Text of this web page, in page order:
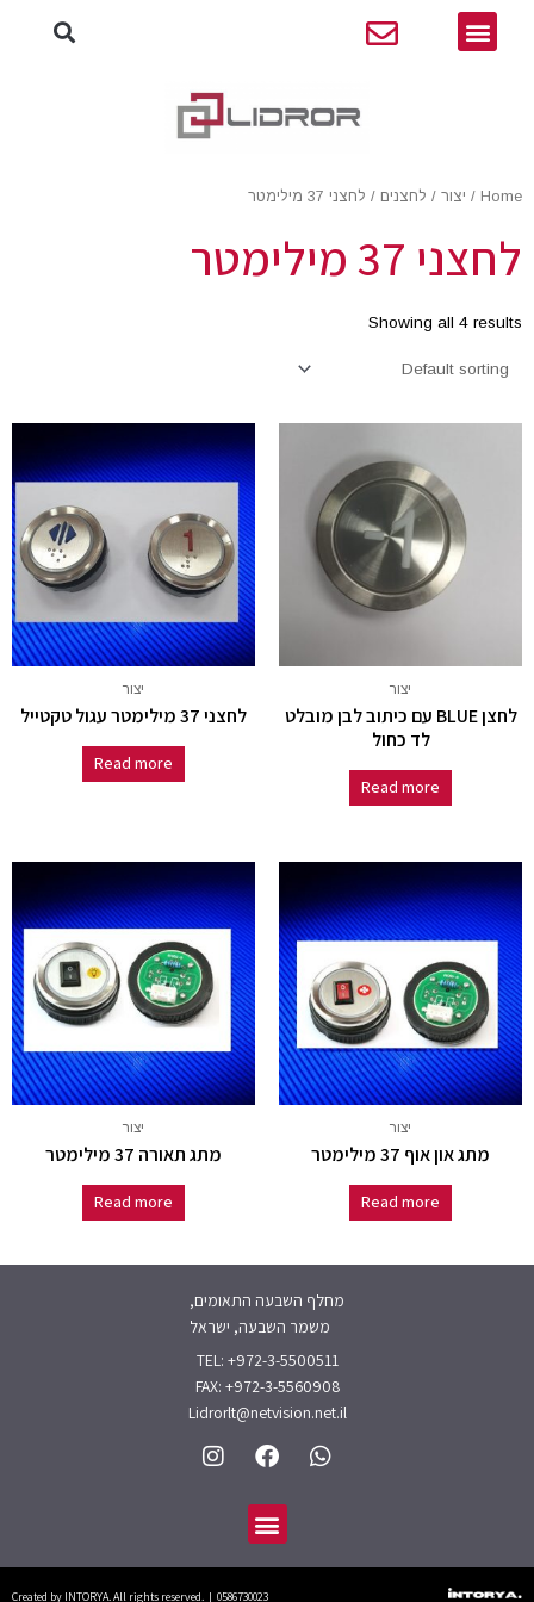
תפריט
Home
/ יצור / לחצנים / לחצני 37 מילימטר
לחצני 37 מילימטר
Showing all 4 results
יצור
לחצן BLUE עם כיתוב לבן מובלט
לד כחול
Read more
יצור
לחצני 37 מילימטר עגול טקטייל
Read more
יצור
מתג און אוף 37 מילימטר
Read more
יצור
מתג תאורה 37 מילימטר
Read more
מחלף השבעה התאומים,
משמר השבעה, ישראל
TEL: +972-3-5500511
FAX: +972-3-5560908
Lidrorlt@netvision.net.il
W
h
a
F
a
e
b
o
o
I
n
g
r
תפריט
Created by INTORYA. All rights reserved. | 0586730023